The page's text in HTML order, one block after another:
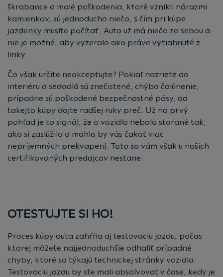
škrabance a malé poškodenia, ktoré vznikli nárazmi
kamienkov, sú jednoducho niečo, s čím pri kúpe
jazdenky musíte počítať. Auto už má niečo za sebou a
nie je možné, aby vyzeralo ako práve vytiahnuté z
linky.
Čo však určite neakceptujte? Pokiaľ nazriete do
interiéru a sedadlá sú znečistené, chýba čalúnenie,
prípadne sú poškodené bezpečnostné pásy, od
takejto kúpy dajte radšej ruky preč. Už na prvý
pohľad je to signál, že o vozidlo nebolo starané tak,
ako si zaslúžilo a mohlo by vás čakať viac
nepríjemných prekvapení. Toto sa vám však u našich
certifikovaných predajcov nestane
OTESTUJTE SI HO!
Proces kúpy auta zahŕňa aj testovaciu jazdu, počas
ktorej môžete najjednoduchšie odhaliť prípadné
chyby, ktoré sa týkajú technickej stránky vozidla.
Testovaciu jazdu by ste mali absolvovať v čase, kedy je